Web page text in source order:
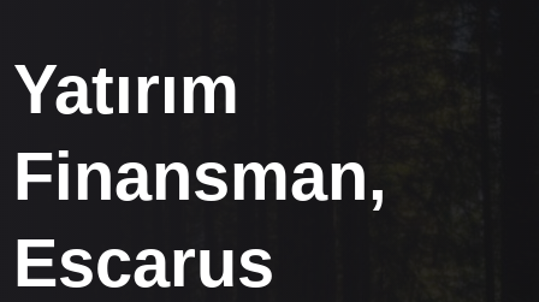
Yatırım
Finansman,
Escarus